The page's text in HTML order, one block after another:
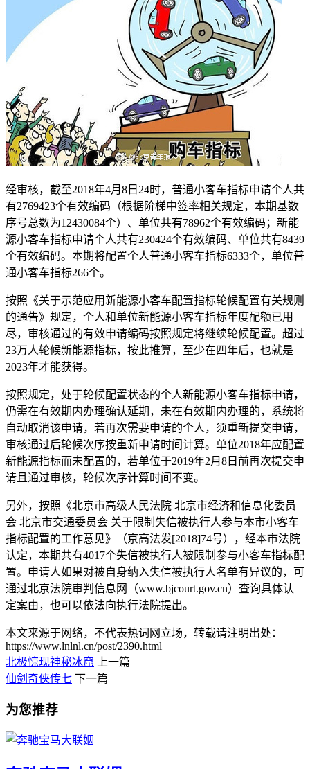
经审核，截至2018年4月8日24时，普通小客车指标申请个人共
有2769423个有效编码（根据阶梯中签率相关规定，本期基数
序号总数为12430084个）、单位共有78962个有效编码；新能
源小客车指标申请个人共有230424个有效编码、单位共有8439
个有效编码。本期将配置个人普通小客车指标6333个，单位普
通小客车指标266个。
按照《关于示范应用新能源小客车配置指标轮候配置有关规则
的通告》规定，个人和单位新能源小客车指标年度配额已用
尽，审核通过的有效申请编码按照规定将继续轮候配置。超过
23万人轮候新能源指标，按此推算，至少在四年后，也就是
2023年才能获得。
按照规定，处于轮候配置状态的个人新能源小客车指标申请，
仍需在有效期内办理确认延期，未在有效期内办理的，系统将
自动取消该申请，若再次需要申请的个人，须重新提交申请，
审核通过后轮候次序按重新申请时间计算。单位2018年应配置
新能源指标而未配置的，若单位于2019年2月8日前再次提交申
请且通过审核，轮候次序计算时间不变。
另外，按照《北京市高级人民法院 北京市经济和信息化委员
会 北京市交通委员会 关于限制失信被执行人参与本市小客车
指标配置的工作意见》（京高法发[2018]74号），经本市法院
认定，本期共有4017个失信被执行人被限制参与小客车指标配
置。申请人如果对被自身纳入失信被执行人名单有异议的，可
通过北京法院审判信息网（www.bjcourt.gov.cn）查询具体认
定案由，也可以依法向执行法院提出。
本文来源于网络，不代表热词网立场，转载请注明出处：
https://www.lnlnl.cn/post/2390.html
北极惊现神秘冰窟
上一篇
仙剑奇侠传七 下一篇
为您推荐